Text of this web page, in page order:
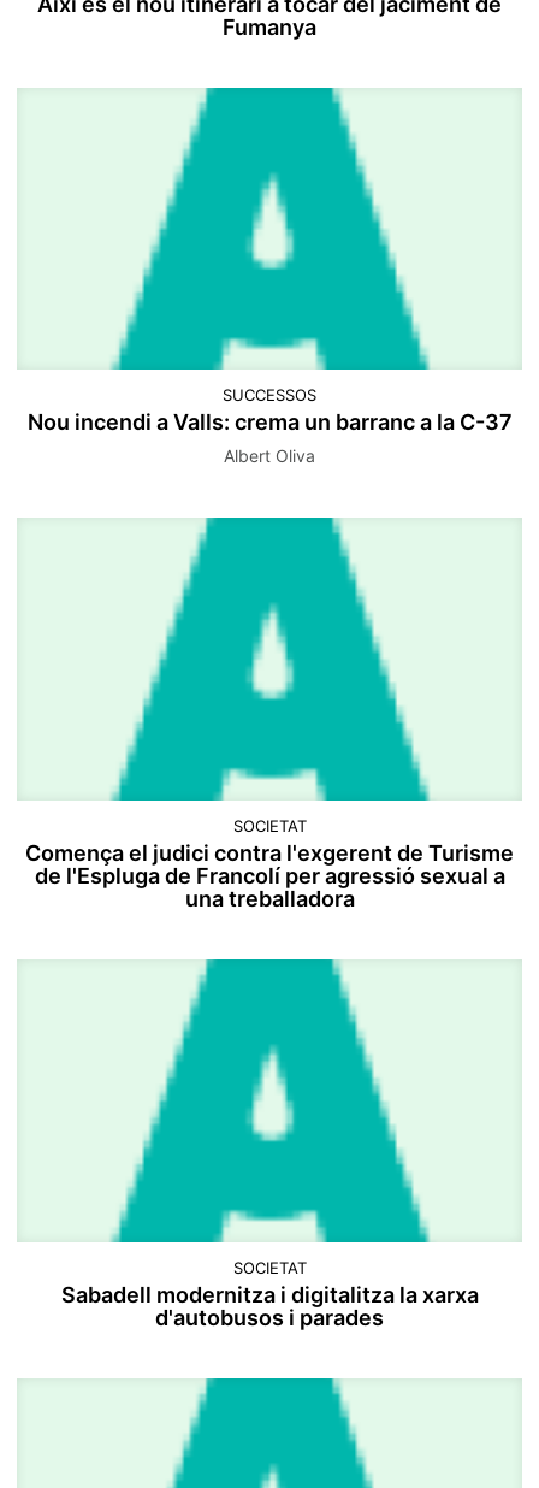
Fumanya
SUCCESSOS
Nou incendi a Valls: crema un barranc a la C-37
Albert Oliva
SOCIETAT
Comença el judici contra l'exgerent de Turisme
de l'Espluga de Francolí per agressió sexual a
una treballadora
SOCIETAT
Sabadell modernitza i digitalitza la xarxa
d'autobusos i parades